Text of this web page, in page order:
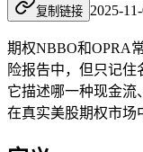
复制链接 2025-
期权NBBO和OPRA
险报告中，但只记
它描述哪一种现金流
在真实美股期权市场